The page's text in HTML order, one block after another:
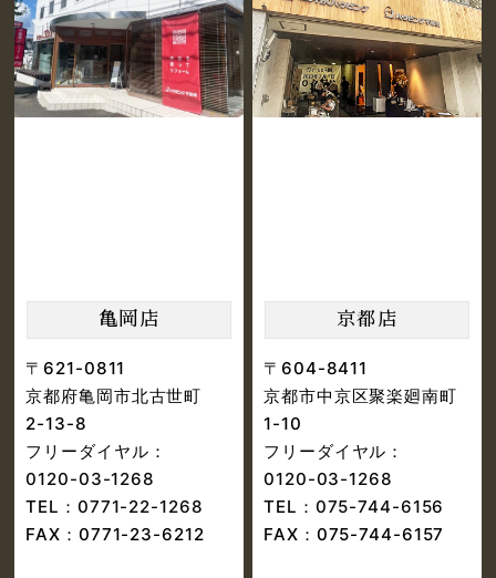
亀岡店
〒621-0811
京都府亀岡市北古世町
2-13-8
フリーダイヤル：
0120-03-1268
TEL： 0771-22-1268
FAX：0771-23-6212
京都店
〒604-8411
京都市中京区聚楽廻南町
1-10
フリーダイヤル：
0120-03-1268
TEL： 075-744-6156
FAX：075-744-6157